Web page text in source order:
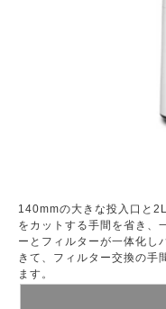
140mmの大きな投入口と
をカットする手間を省き、
ーとフィルターが一体化し
きて、フィルター交換の手
ます。